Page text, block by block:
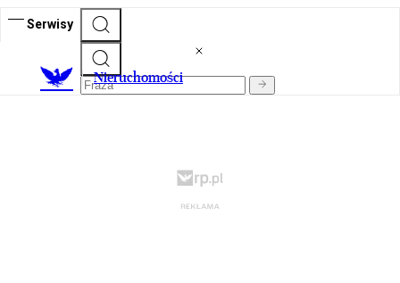
Serwisy
Nieruchomości